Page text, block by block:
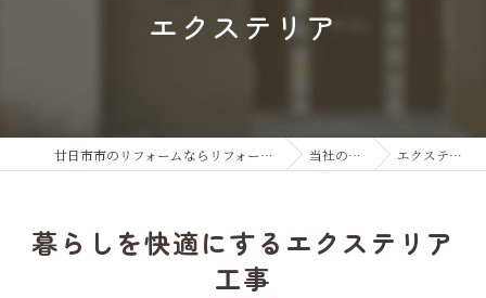
エクステリア
廿日市市のリフォームならリフォーム屋さん 当社の特徴 エクステリア
暮らしを快適にするエクステリア
工事